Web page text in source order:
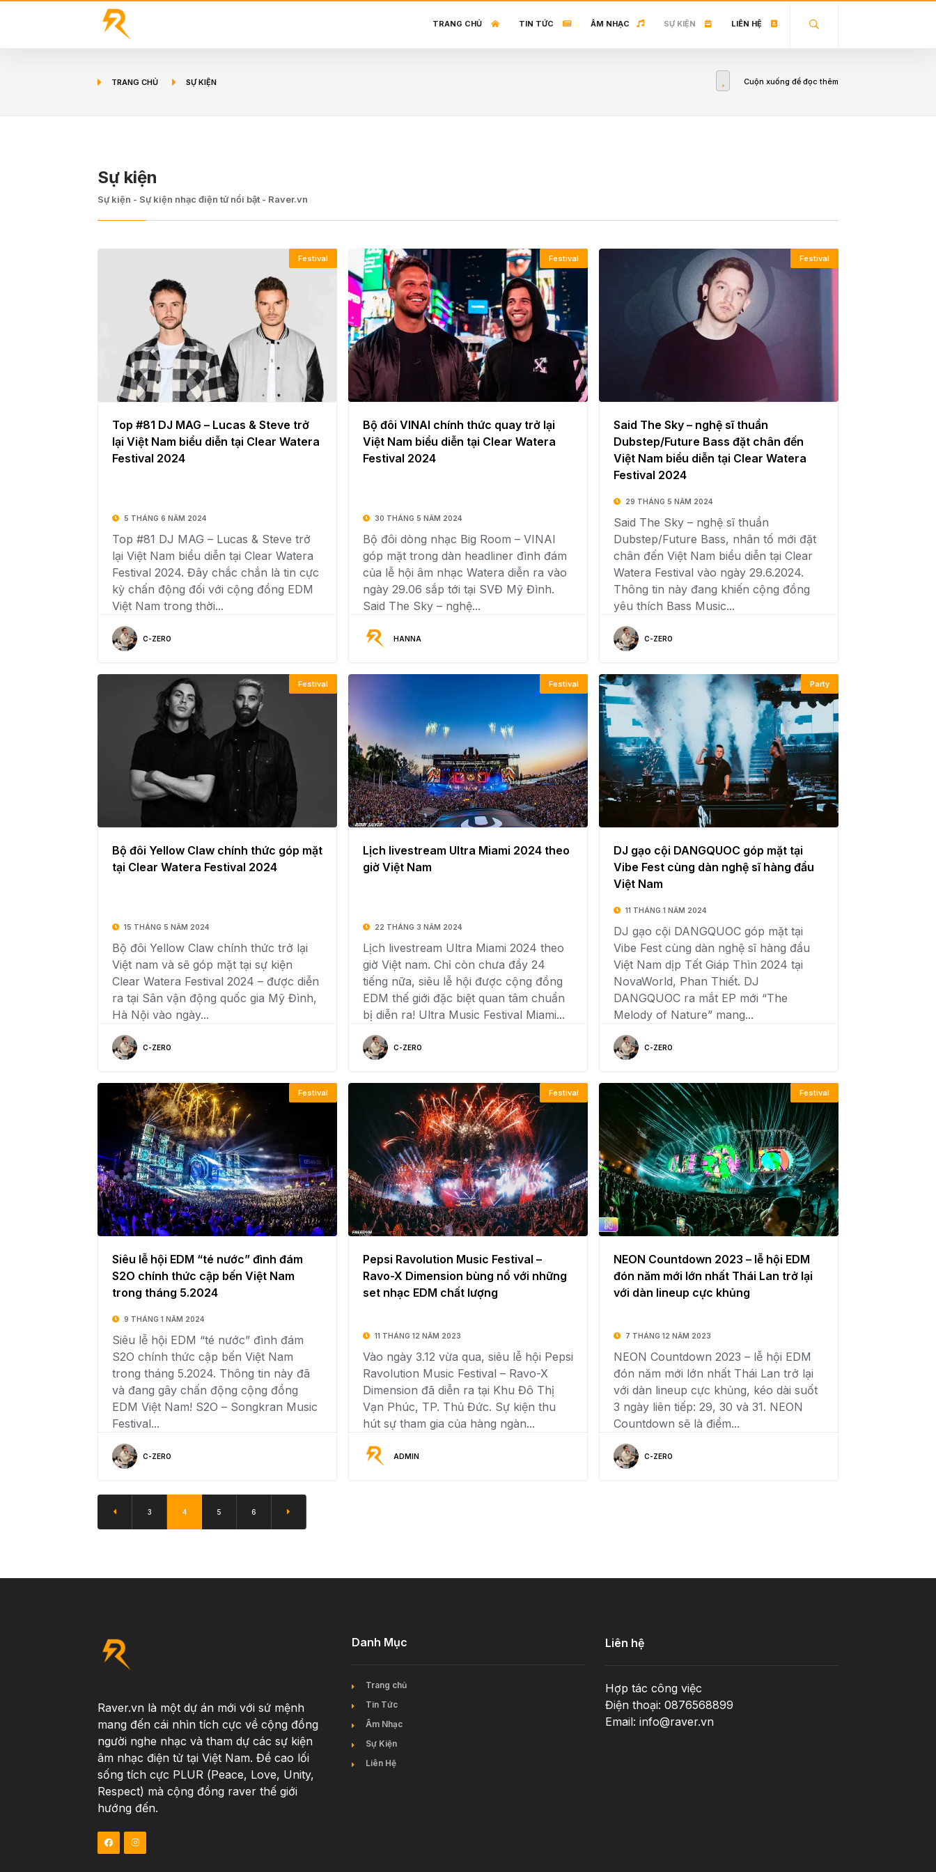
TRANG CHỦ TIN TỨC ÂM NHẠC SỰ KIỆN LIÊN HỆ
TRANG CHỦ SỰ KIỆN Cuộn xuống để đọc thêm
Sự kiện
Sự kiện - Sự kiện nhạc điện tử nổi bật - Raver.vn
Festival
Top #81 DJ MAG – Lucas & Steve trở
lại Việt Nam biểu diễn tại Clear Watera
Festival 2024
5 THÁNG 6 NĂM 2024
Top #81 DJ MAG – Lucas & Steve trở
lại Việt Nam biểu diễn tại Clear Watera
Festival 2024. Đây chắc chắn là tin cực
kỳ chấn động đối với cộng đồng EDM
Việt Nam trong thời...
C-ZERO
Festival
Bộ đôi VINAI chính thức quay trở lại
Việt Nam biểu diễn tại Clear Watera
Festival 2024
30 THÁNG 5 NĂM 2024
Bộ đôi dòng nhạc Big Room – VINAI
góp mặt trong dàn headliner đình đám
của lễ hội âm nhạc Watera diễn ra vào
ngày 29.06 sắp tới tại SVĐ Mỹ Đình.
Said The Sky – nghệ...
HANNA
Festival
Said The Sky – nghệ sĩ thuần
Dubstep/Future Bass đặt chân đến
Việt Nam biểu diễn tại Clear Watera
Festival 2024
29 THÁNG 5 NĂM 2024
Said The Sky – nghệ sĩ thuần
Dubstep/Future Bass, nhân tố mới đặt
chân đến Việt Nam biểu diễn tại Clear
Watera Festival vào ngày 29.6.2024.
Thông tin này đang khiến cộng đồng
yêu thích Bass Music...
C-ZERO
Festival
Bộ đôi Yellow Claw chính thức góp mặt
tại Clear Watera Festival 2024
15 THÁNG 5 NĂM 2024
Bộ đôi Yellow Claw chính thức trở lại
Việt nam và sẽ góp mặt tại sự kiện
Clear Watera Festival 2024 – được diễn
ra tại Sân vận động quốc gia Mỹ Đình,
Hà Nội vào ngày...
C-ZERO
Festival
Lịch livestream Ultra Miami 2024 theo
giờ Việt Nam
22 THÁNG 3 NĂM 2024
Lịch livestream Ultra Miami 2024 theo
giờ Việt nam. Chỉ còn chưa đầy 24
tiếng nữa, siêu lễ hội được cộng đồng
EDM thế giới đặc biệt quan tâm chuẩn
bị diễn ra! Ultra Music Festival Miami...
C-ZERO
Party
DJ gạo cội DANGQUOC góp mặt tại
Vibe Fest cùng dàn nghệ sĩ hàng đầu
Việt Nam
11 THÁNG 1 NĂM 2024
DJ gạo cội DANGQUOC góp mặt tại
Vibe Fest cùng dàn nghệ sĩ hàng đầu
Việt Nam dịp Tết Giáp Thìn 2024 tại
NovaWorld, Phan Thiết. DJ
DANGQUOC ra mắt EP mới “The
Melody of Nature” mang...
C-ZERO
Festival
Siêu lễ hội EDM “té nước” đình đám
S2O chính thức cập bến Việt Nam
trong tháng 5.2024
9 THÁNG 1 NĂM 2024
Siêu lễ hội EDM “té nước” đình đám
S2O chính thức cập bến Việt Nam
trong tháng 5.2024. Thông tin này đã
và đang gây chấn động cộng đồng
EDM Việt Nam! S2O – Songkran Music
Festival...
C-ZERO
Festival
Pepsi Ravolution Music Festival –
Ravo-X Dimension bùng nổ với những
set nhạc EDM chất lượng
11 THÁNG 12 NĂM 2023
Vào ngày 3.12 vừa qua, siêu lễ hội Pepsi
Ravolution Music Festival – Ravo-X
Dimension đã diễn ra tại Khu Đô Thị
Vạn Phúc, TP. Thủ Đức. Sự kiện thu
hút sự tham gia của hàng ngàn...
ADMIN
Festival
NEON Countdown 2023 – lễ hội EDM
đón năm mới lớn nhất Thái Lan trở lại
với dàn lineup cực khủng
7 THÁNG 12 NĂM 2023
NEON Countdown 2023 – lễ hội EDM
đón năm mới lớn nhất Thái Lan trở lại
với dàn lineup cực khủng, kéo dài suốt
3 ngày liên tiếp: 29, 30 và 31. NEON
Countdown sẽ là điểm...
C-ZERO
3 4 5 6
Raver.vn là một dự án mới với sứ mệnh
mang đến cái nhìn tích cực về cộng đồng
người nghe nhạc và tham dự các sự kiện
âm nhạc điện tử tại Việt Nam. Đề cao lối
sống tích cực PLUR (Peace, Love, Unity,
Respect) mà cộng đồng raver thế giới
hướng đến.
Danh Mục
Trang chủ
Tin Tức
Âm Nhạc
Sự Kiện
Liên Hệ
Liên hệ
Hợp tác công việc
Điện thoại: 0876568899
Email: info@raver.vn